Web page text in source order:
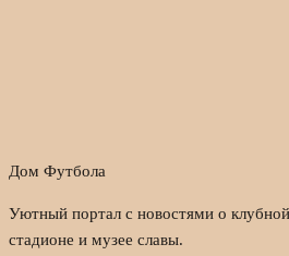
Дом Футбола
Уютный портал с новостями о
стадионе и музее славы.